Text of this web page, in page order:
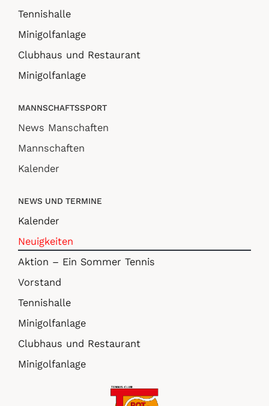
Tennishalle
Minigolfanlage
Clubhaus und Restaurant
Minigolfanlage
MANNSCHAFTSSPORT
News Manschaften
Mannschaften
Kalender
NEWS UND TERMINE
Kalender
Neuigkeiten
Aktion – Ein Sommer Tennis
Vorstand
Tennishalle
Minigolfanlage
Clubhaus und Restaurant
Minigolfanlage